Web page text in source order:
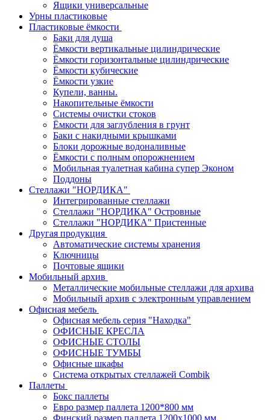
Ящики универсальные
Урны пластиковые
Пластиковые ёмкости
Баки для душа
Ёмкости вертикальные цилиндрические
Ёмкости горизонтальные цилиндрические
Ёмкости кубические
Ёмкости узкие
Купели, ванны.
Накопительные ёмкости
Системы очистки стоков
Ёмкости для заглубления в грунт
Баки с накидными крышками
Блоки дорожные водоналивные
Ёмкости с полным опорожнением
Мобильная туалетная кабина супер Эконом
Поддоны
Стеллажи "НОРДИКА"
Интегрированные стеллажи
Стеллажи "НОРДИКА" Островные
Стеллажи "НОРДИКА" Пристенные
Другая продукция
Автоматические системы хранения
Ключницы
Почтовые ящики
Мобильный архив
Металлические мобильные стеллажи для архива
Мобильный архив с электронным управлением
Офисная мебель
Офисная мебель серия "Находка"
ОФИСНЫЕ КРЕСЛА
ОФИСНЫЕ СТОЛЫ
ОФИСНЫЕ ТУМБЫ
Офисные шкафы
Система открытых стеллажей Combik
Паллеты
Бокс паллеты
Евро размер паллета 1200*800 мм
Финский размер паллета 1200х1000 мм.